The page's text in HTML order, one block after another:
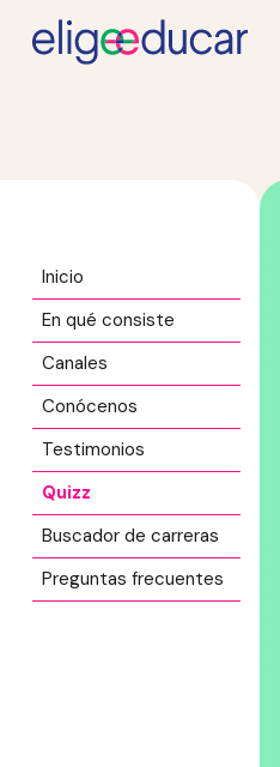
Inicio
En qué consiste
Canales
Conócenos
Testimonios
Quizz
Buscador de carreras
Preguntas frecuentes